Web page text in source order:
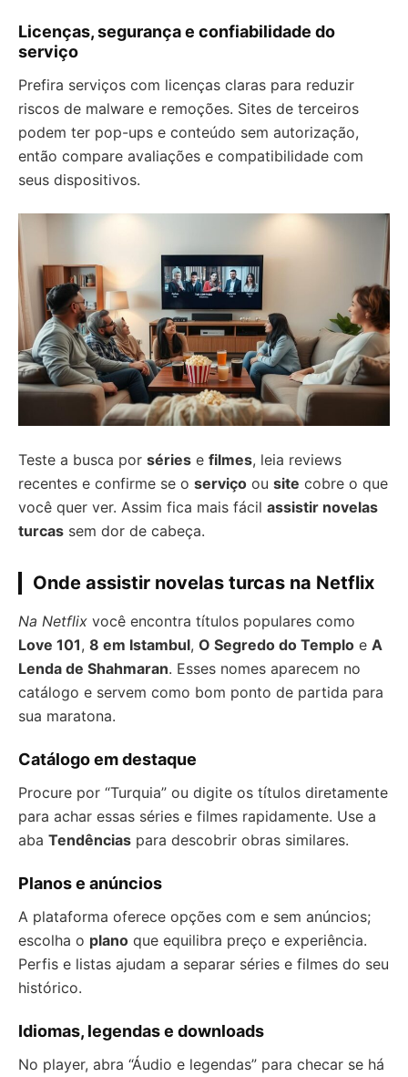
Licenças, segurança e confiabilidade do
serviço
Prefira serviços com licenças claras para reduzir
riscos de malware e remoções. Sites de terceiros
podem ter pop-ups e conteúdo sem autorização,
então compare avaliações e compatibilidade com
seus dispositivos.
Teste a busca por séries e filmes, leia reviews
recentes e confirme se o serviço ou site cobre o que
você quer ver. Assim fica mais fácil assistir novelas
turcas sem dor de cabeça.
Onde assistir novelas turcas na Netflix
Na Netflix você encontra títulos populares como
Love 101, 8 em Istambul, O Segredo do Templo e A
Lenda de Shahmaran. Esses nomes aparecem no
catálogo e servem como bom ponto de partida para
sua maratona.
Catálogo em destaque
Procure por “Turquia” ou digite os títulos diretamente
para achar essas séries e filmes rapidamente. Use a
aba Tendências para descobrir obras similares.
Planos e anúncios
A plataforma oferece opções com e sem anúncios;
escolha o plano que equilibra preço e experiência.
Perfis e listas ajudam a separar séries e filmes do seu
histórico.
Idiomas, legendas e downloads
No player, abra “Áudio e legendas” para checar se há